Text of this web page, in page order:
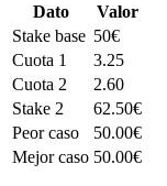
Dato
Valor
Stake base 50€
Cuota 1
3.25
Cuota 2
2.60
Stake 2
62.50€
Peor caso
50.00€
Mejor caso 50.00€